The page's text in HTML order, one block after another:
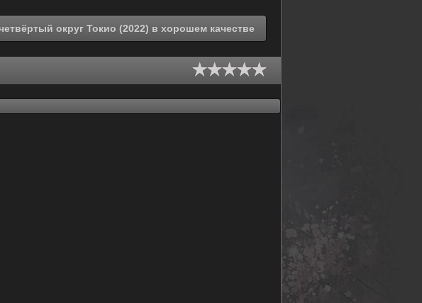
Смотреть онлайн Двадцать четвёртый округ Токио (2022) в хорошем качестве